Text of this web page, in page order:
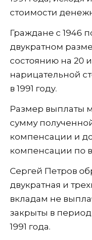
стоимости
Граждане с 1946
двукратном
состоянию на 20
нарицательной
в 1991 году.
Размер выплаты
сумму
компенсации и
компенсации по
Сергей Петров
двукратная и
вкладам не
закрыты в
1991 года.